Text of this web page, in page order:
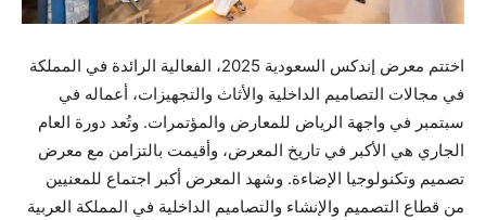
اختتم معرض إندكس السعودية 2025، الفعالية الرائدة في المملكة
في مجالات التصاميم الداخلية والأثاث والتجهيزات، أعماله في
سبتمبر في واجهة الرياض للمعارض والمؤتمرات. وتُعد دورة العام
الجاري هي الأكبر في تاريخ المعرض، وأقيمت بالتزامن مع معرض
تصميم وتكنولوجيا الإضاءة. وشهد المعرض أكبر اجتماع للمعنيين
من قطاع التصميم والإنشاء والتصاميم الداخلية في المملكة العربية